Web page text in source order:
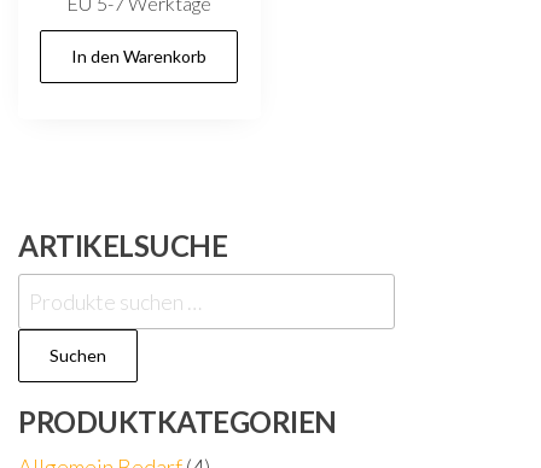
In den Warenkorb
ARTIKELSUCHE
Suchen
nach:
Suchen
PRODUKTKATEGORIEN